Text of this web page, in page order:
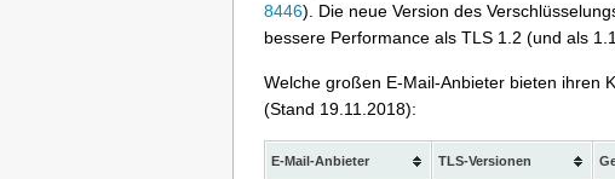
8446). Die neue Version des
bessere Performance als TLS 1.2 (und als
Welche großen E-Mail-Anbieter bieten ihren
(Stand 19.11.2018):
E-Mail-Anbieter TLS-Versionen